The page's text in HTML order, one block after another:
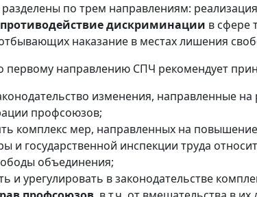
по трем направлениям: реализация
противодействие дискриминации в сфере
наказание в местах лишения
первому направлению СПЧ рекомендует
изменения, направленные
профсоюзов;
комплекс мер, направленных на
и государственной инспекции труда
объединения;
и урегулировать в законодательстве